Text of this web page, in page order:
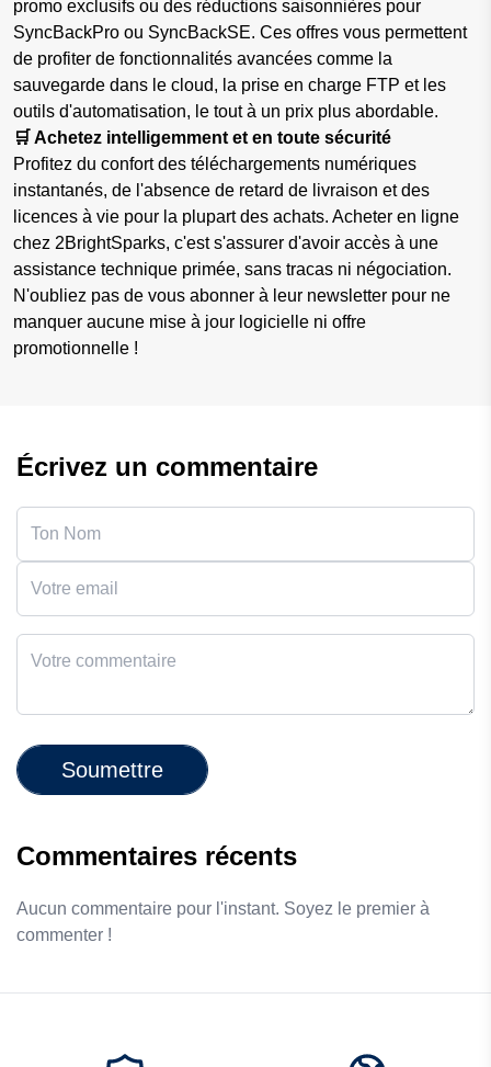
promo exclusifs ou des réductions saisonnières pour
SyncBackPro ou SyncBackSE. Ces offres vous permettent
de profiter de fonctionnalités avancées comme la
sauvegarde dans le cloud, la prise en charge FTP et les
outils d'automatisation, le tout à un prix plus abordable.
🛒 Achetez intelligemment et en toute sécurité
Profitez du confort des téléchargements numériques
instantanés, de l'absence de retard de livraison et des
licences à vie pour la plupart des achats. Acheter en ligne
chez 2BrightSparks, c'est s'assurer d'avoir accès à une
assistance technique primée, sans tracas ni négociation.
N'oubliez pas de vous abonner à leur newsletter pour ne
manquer aucune mise à jour logicielle ni offre
promotionnelle !
Écrivez un commentaire
Soumettre
Commentaires récents
Aucun commentaire pour l'instant. Soyez le premier à
commenter !